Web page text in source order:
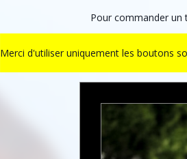
Pour commander un
Merci d'utiliser uniquement les boutons